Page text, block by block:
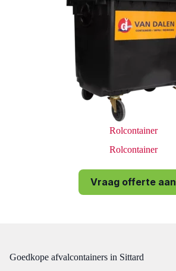
Rolcontainer
Rolcontainer
Vraag offerte aan
Goedkope afvalcontainers in Sittard